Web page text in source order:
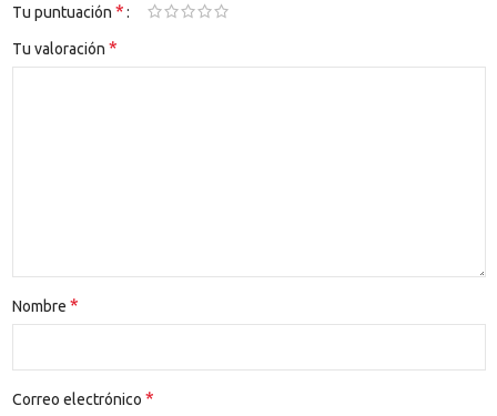
Tu puntuación *
Tu valoración *
Nombre *
Correo electrónico *